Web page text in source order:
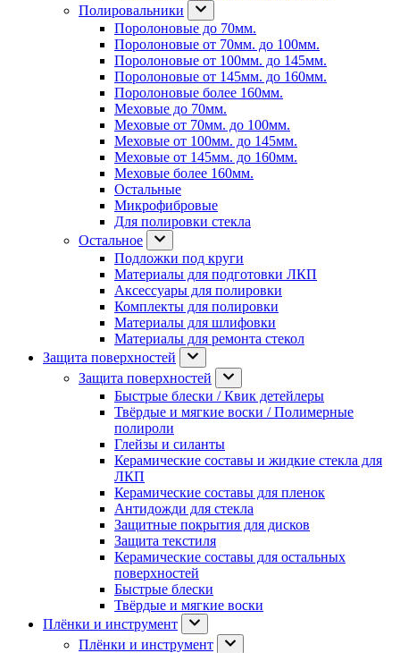
Полировальники
Поролоновые до 70мм.
Поролоновые от 70мм. до 100мм.
Поролоновые от 100мм. до 145мм.
Поролоновые от 145мм. до 160мм.
Поролоновые более 160мм.
Меховые до 70мм.
Меховые от 70мм. до 100мм.
Меховые от 100мм. до 145мм.
Меховые от 145мм. до 160мм.
Меховые более 160мм.
Остальные
Микрофибровые
Для полировки стекла
Остальное
Подложки под круги
Материалы для подготовки ЛКП
Аксессуары для полировки
Комплекты для полировки
Материалы для шлифовки
Материалы для ремонта стекол
Защита поверхностей
Защита поверхностей
Быстрые блески / Квик детейлеры
Твёрдые и мягкие воски / Полимерные
полироли
Глейзы и силанты
Керамические составы и жидкие стекла для
ЛКП
Керамические составы для пленок
Антидожди для стекла
Защитные покрытия для дисков
Защита текстиля
Керамические составы для остальных
поверхностей
Быстрые блески
Твёрдые и мягкие воски
Плёнки и инструмент
Плёнки и инструмент